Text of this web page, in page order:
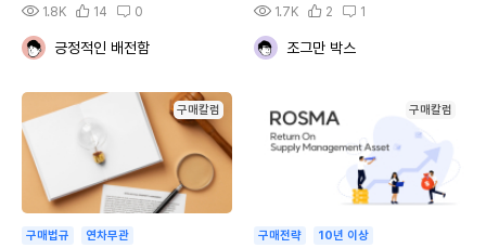
1.8K 14 0
긍정적인 배전함
1.7K 2 1
조그만 박스
구매칼럼
구매법규 연차무관
구매칼럼
구매전략 10년 이상